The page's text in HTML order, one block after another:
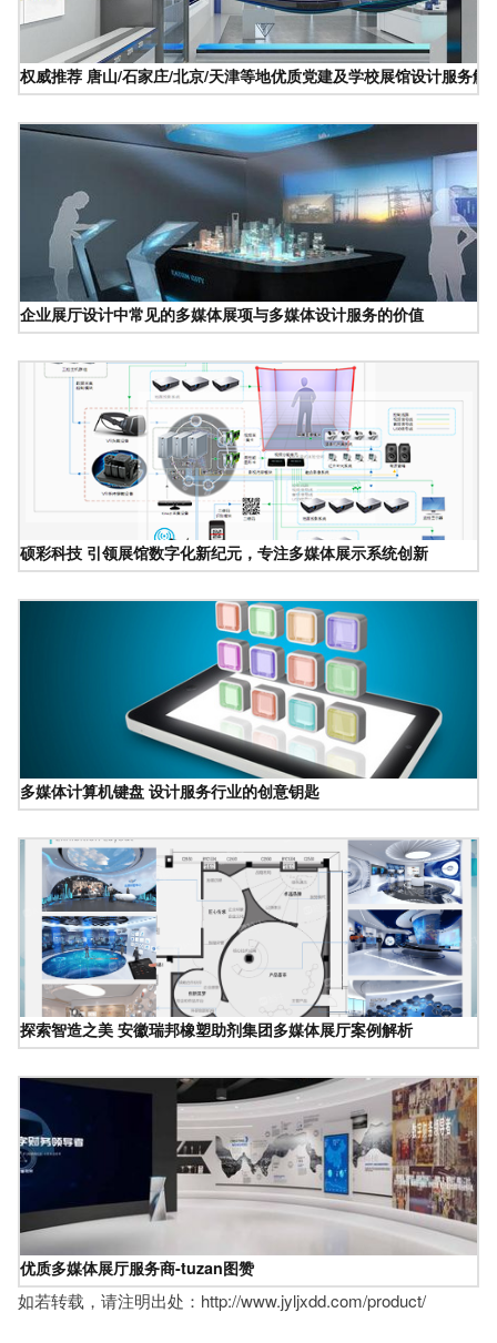
权威推荐 唐山/石家庄/北京/天津等地优质党建及学校展馆设计服务解
企业展厅设计中常见的多媒体展项与多媒体设计服务的价值
硕彩科技 引领展馆数字化新纪元，专注多媒体展示系统创新
多媒体计算机键盘 设计服务行业的创意钥匙
探索智造之美 安徽瑞邦橡塑助剂集团多媒体展厅案例解析
优质多媒体展厅服务商-tuzan图赞
如若转载，请注明出处：http://www.jyljxdd.com/product/